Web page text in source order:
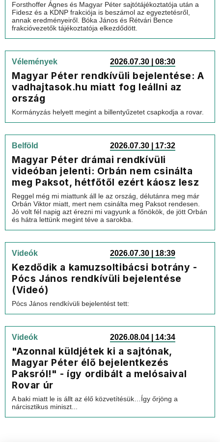
Forsthoffer Ágnes és Magyar Péter sajtótájékoztatója után a
Fidesz és a KDNP frakciója is beszámol az egyeztetésről,
annak eredményeiről. Bóka János és Rétvári Bence
frakcióvezetők tájékoztatója elkezdődött.
Vélemények 2026.07.30 | 08:30
Magyar Péter rendkívüli bejelentése: A
vadhajtasok.hu miatt fog leállni az
ország
Kormányzás helyett megint a billentyűzetet csapkodja a rovar.
Belföld 2026.07.30 | 17:32
Magyar Péter drámai rendkívüli
videóban jelenti: Orbán nem csinálta
meg Paksot, hétfőtől ezért káosz lesz
Reggel még mi miattunk áll le az ország, délutánra meg már
Orbán Viktor miatt, mert nem csinálta meg Paksot rendesen.
Jó volt fél napig azt érezni mi vagyunk a főnökök, de jött Orbán
és hátra lettünk megint téve a sarokba.
Videók 2026.07.30 | 18:39
Kezdődik a kamuzsoltibácsi botrány -
Pócs János rendkívüli bejelentése
(Videó)
Pócs János rendkívüli bejelentést tett:
Videók 2026.08.04 | 14:34
"Azonnal küldjétek ki a sajtónak,
Magyar Péter élő bejelentkezés
Paksról!" - így ordibált a melósaival
Rovar úr
A baki miatt le is állt az élő közvetítésük…Így őrjöng a
nárcisztikus miniszt...